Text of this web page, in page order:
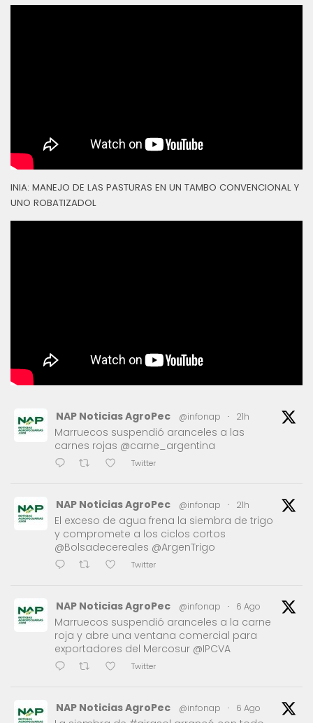
INIA: MANEJO DE LAS PASTURAS EN UN TAMBO CONVENCIONAL Y
UNO ROBATIZADOL
NAP Noticias AgroPec @infonap · 21h
Marruecos suspendió aranceles a las
carnes rojas @carne_argentina
Twitter
NAP Noticias AgroPec @infonap · 21h
El exceso de agua frena la siembra de trigo
y compromete a los ciclos cortos
@Bolsadecereales @ArgenTrigo
Twitter
NAP Noticias AgroPec @infonap · 6 Ago
Marruecos suspendió aranceles a la carne
roja y abre una ventana comercial para
exportadores del Mercosur @IPCVA
Twitter
NAP Noticias AgroPec @infonap · 6 Ago